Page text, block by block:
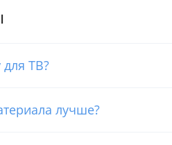
для ТВ?
лучше?